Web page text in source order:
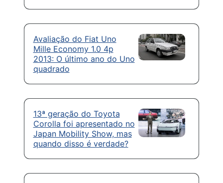
Avaliação do Fiat Uno
Mille Economy 1.0 4p
2013: O último ano do Uno
quadrado
13ª geração do Toyota
Corolla foi apresentado no
Japan Mobility Show, mas
quando disso é verdade?